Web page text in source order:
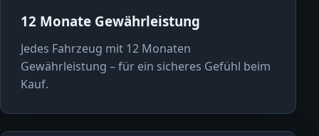
12 Monate Gewährleistung
Jedes Fahrzeug mit 12 Monaten
Gewährleistung – für ein sicheres Gefühl beim
Kauf.